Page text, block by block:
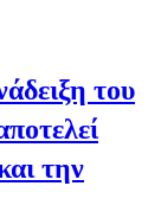
του
την